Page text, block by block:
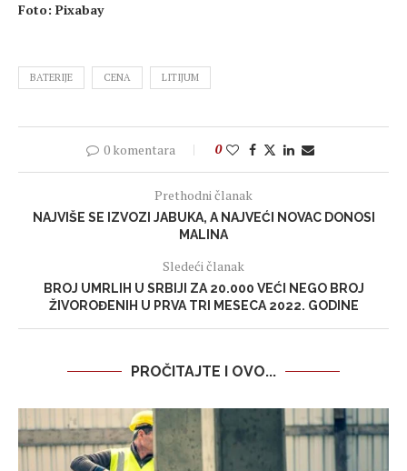
Foto: Pixabay
BATERIJE CENA LITIJUM
0 komentara 0
Prethodni članak
NAJVIŠE SE IZVOZI JABUKA, A NAJVEĆI NOVAC DONOSI
MALINA
Sledeći članak
BROJ UMRLIH U SRBIJI ZA 20.000 VEĆI NEGO BROJ
ŽIVOROĐENIH U PRVA TRI MESECA 2022. GODINE
PROČITAJTE I OVO...